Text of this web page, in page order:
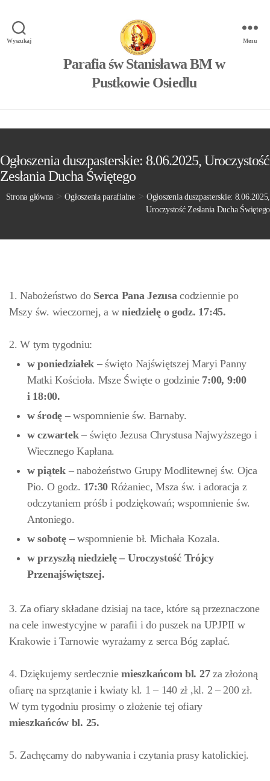
Wyszukaj
Parafia św Stanisława BM w
Pustkowie Osiedlu
Menu
Ogłoszenia duszpasterskie: 8.06.2025, Uroczystość
Zesłania Ducha Świętego
Strona główna >Ogłoszenia parafialne> Ogłoszenia duszpasterskie: 8.06.2025,
Uroczystość Zesłania Ducha Świętego
1. Nabożeństwo do Serca Pana Jezusacodziennie po
Mszy św. wieczornej, a wniedzielę o godz. 17:45.
2. W tym tygodniu:
w poniedziałek – święto Najświętszej Maryi Panny
Matki Kościoła. Msze Święte o godzinie 7:00, 9:00
i 18:00.
w środę – wspomnienie św. Barnaby.
w czwartek– święto Jezusa Chrystusa Najwyższego i
Wiecznego Kapłana.
w piątek– nabożeństwo Grupy Modlitewnej św. Ojca
Pio. O godz. 17:30 Różaniec, Msza św. i adoracja z
odczytaniem próśb i podziękowań; wspomnienie św.
Antoniego.
w sobotę– wspomnienie bł. Michała Kozala.
w przyszłą niedzielę – Uroczystość Trójcy
Przenajświętszej.
3. Za ofiary składane dzisiaj na tace, które są przeznaczone
na cele inwestycyjne w parafii i do puszek na UPJPII w
Krakowie i Tarnowie wyrażamy z serca Bóg zapłać.
4. Dziękujemy serdeczniemieszkańcom bl. 27za złożoną
ofiarę na sprzątanie i kwiaty kl. 1 – 140 zł ,kl. 2 – 200 zł.
W tym tygodniu prosimy o złożenie tej ofiary
mieszkańców bl. 25.
5. Zachęcamy do nabywania i czytania prasy katolickiej.